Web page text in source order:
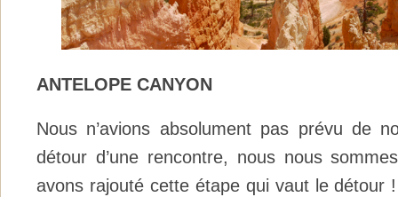
ANTELOPE CANYON
Nous n’avions absolument pas prévu de
détour d’une rencontre, nous nous
avons rajouté cette étape qui vaut le détour